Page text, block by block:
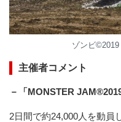
ゾンビ©2019
主催者コメント
－「MONSTER
2日間で約24,000人を動員